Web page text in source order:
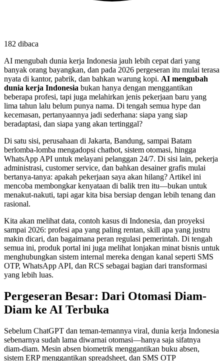
182 dibaca
AI mengubah dunia kerja Indonesia jauh lebih cepat dari yang
banyak orang bayangkan, dan pada 2026 pergeseran itu mulai terasa
nyata di kantor, pabrik, dan bahkan warung kopi. AI mengubah
dunia kerja Indonesia bukan hanya dengan menggantikan
beberapa profesi, tapi juga melahirkan jenis pekerjaan baru yang
lima tahun lalu belum punya nama. Di tengah semua hype dan
kecemasan, pertanyaannya jadi sederhana: siapa yang siap
beradaptasi, dan siapa yang akan tertinggal?
Di satu sisi, perusahaan di Jakarta, Bandung, sampai Batam
berlomba-lomba mengadopsi chatbot, sistem otomasi, hingga
WhatsApp API untuk melayani pelanggan 24/7. Di sisi lain, pekerja
administrasi, customer service, dan bahkan desainer grafis mulai
bertanya-tanya: apakah pekerjaan saya akan hilang? Artikel ini
mencoba membongkar kenyataan di balik tren itu—bukan untuk
menakut-nakuti, tapi agar kita bisa bersiap dengan lebih tenang dan
rasional.
Kita akan melihat data, contoh kasus di Indonesia, dan proyeksi
sampai 2026: profesi apa yang paling rentan, skill apa yang justru
makin dicari, dan bagaimana peran regulasi pemerintah. Di tengah
semua ini, produk portal ini juga melihat lonjakan minat bisnis untuk
menghubungkan sistem internal mereka dengan kanal seperti SMS
OTP, WhatsApp API, dan RCS sebagai bagian dari transformasi
yang lebih luas.
Pergeseran Besar: Dari Otomasi Diam-
Diam ke AI Terbuka
Sebelum ChatGPT dan teman-temannya viral, dunia kerja Indonesia
sebenarnya sudah lama diwarnai otomasi—hanya saja sifatnya
diam-diam. Mesin absen biometrik menggantikan buku absen,
sistem ERP menggantikan spreadsheet, dan SMS OTP